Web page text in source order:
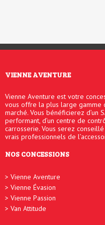
VIENNE AVENTURE
Vienne Aventure est votre
vous offre la plus large gamme
marché. Vous bénéficierez d’un
performant, d’un centre de
carrosserie. Vous serez
vrais professionnels de
NOS CONCESSIONS
Vienne Aventure
Vienne Évasion
Vienne Passion
Van Attitude